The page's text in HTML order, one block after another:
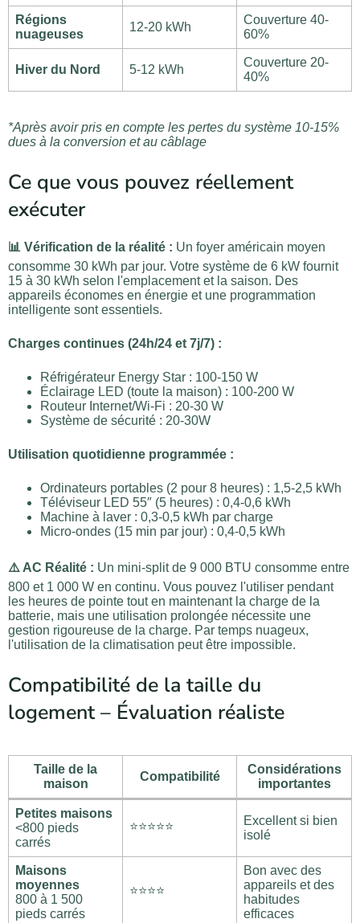
Régions
nuageuses
12-20 kWh
Couverture 40-
60%
Hiver du Nord 5-12 kWh
Couverture 20-
40%
*Après avoir pris en compte les pertes du système 10-15%
dues à la conversion et au câblage
Ce que vous pouvez réellement
exécuter
📊 Vérification de la réalité : Un foyer américain moyen
consomme 30 kWh par jour. Votre système de 6 kW fournit
15 à 30 kWh selon l'emplacement et la saison. Des
appareils économes en énergie et une programmation
intelligente sont essentiels.
Charges continues (24h/24 et 7j/7) :
Réfrigérateur Energy Star : 100-150 W
Éclairage LED (toute la maison) : 100-200 W
Routeur Internet/Wi-Fi : 20-30 W
Système de sécurité : 20-30W
Utilisation quotidienne programmée :
Ordinateurs portables (2 pour 8 heures) : 1,5-2,5 kWh
Téléviseur LED 55″ (5 heures) : 0,4-0,6 kWh
Machine à laver : 0,3-0,5 kWh par charge
Micro-ondes (15 min par jour) : 0,4-0,5 kWh
⚠️ AC Réalité : Un mini-split de 9 000 BTU consomme entre
800 et 1 000 W en continu. Vous pouvez l'utiliser pendant
les heures de pointe tout en maintenant la charge de la
batterie, mais une utilisation prolongée nécessite une
gestion rigoureuse de la charge. Par temps nuageux,
l'utilisation de la climatisation peut être impossible.
Compatibilité de la taille du
logement – Évaluation réaliste
Taille de la
maison
Compatibilité
Considérations
importantes
Petites maisons
<800 pieds
carrés
⭐⭐⭐⭐⭐
Excellent si bien
isolé
Maisons
moyennes
800 à 1 500
pieds carrés
⭐⭐⭐⭐
Bon avec des
appareils et des
habitudes
efficaces